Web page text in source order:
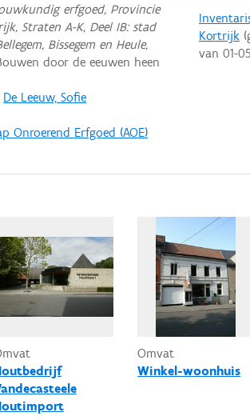
Kortrijk
van 01-
erfgoed, Provincie
Straten A-K, Deel IB: stad
Bissegem en Heule,
door de eeuwen heen
De Leeuw, Sofie
Onroerend Erfgoed (AOE)
Omvat
Winkel-woonhuis